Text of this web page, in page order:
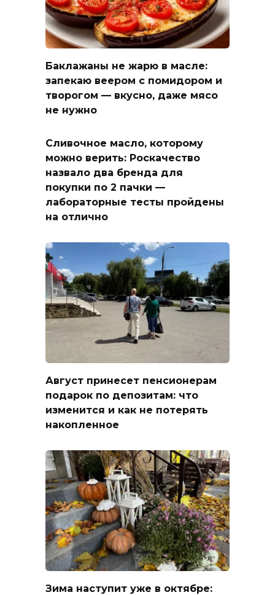
Баклажаны не жарю в масле:
запекаю веером с помидором и
творогом — вкусно, даже мясо
не нужно
Сливочное масло, которому
можно верить: Роскачество
назвало два бренда для
покупки по 2 пачки —
лабораторные тесты пройдены
на отлично
Август принесет пенсионерам
подарок по депозитам: что
изменится и как не потерять
накопленное
Зима наступит уже в октябре: